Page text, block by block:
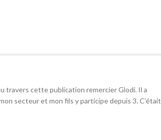
travers cette publication remercier Glodi. Il a
secteur et mon fils y participe depuis 3. C’était